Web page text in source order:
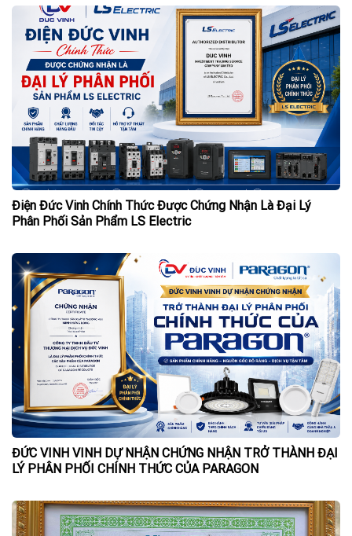
Điện Đức Vinh Chính Thức Được Chứng Nhận Là Đại Lý
Phân Phối Sản Phẩm LS Electric
ĐỨC VINH VINH DỰ NHẬN CHỨNG NHẬN TRỞ THÀNH ĐẠI
LÝ PHÂN PHỐI CHÍNH THỨC CỦA PARAGON